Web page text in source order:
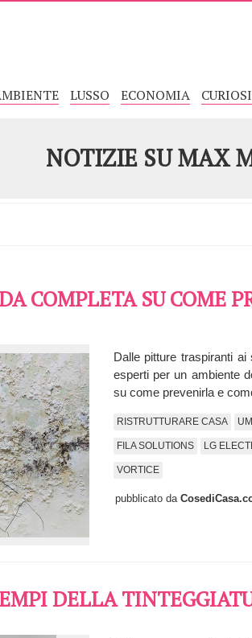
LUSSO ECONOMIA
NOTIZIE SUMAX
COMPLETA SU COME
Dalle pitture traspiranti
esperti per un ambiente
su come prevenirla e
RISTRUTTURARE CASA
FILA SOLUTIONS LG
VORTICE
pubblicato da
DELLA